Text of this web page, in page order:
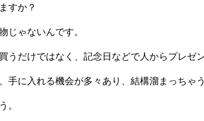
すか？
じゃないんです。
うだけではなく、記念日などで人からプレゼ
手に入れる機会が多々あり、結構溜まっちゃ
。